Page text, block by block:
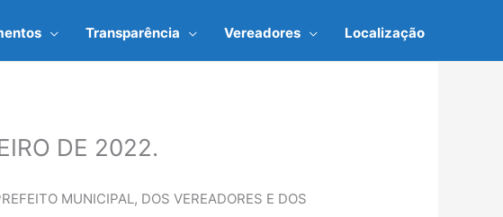
Transparência Vereadores Localização
DE 2022.
MUNICIPAL, DOS VEREADORES E DOS